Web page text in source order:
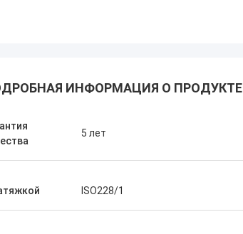
ИНФОРМАЦИЯ О ПРОДУКТЕ
5 лет
ISO228/1